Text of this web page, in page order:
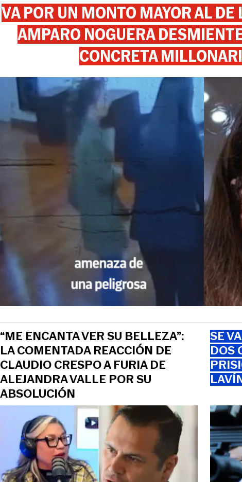
VA POR UN MONTO MAYOR AL DE
AMPARO NOGUERA
CONCRETA
“ME ENCANTA VER SU BELLEZA”:
LA COMENTADA REACCIÓN DE
CLAUDIO CRESPO A FURIA DE
ALEJANDRA VALLE POR SU
ABSOLUCIÓN
SE
DOS